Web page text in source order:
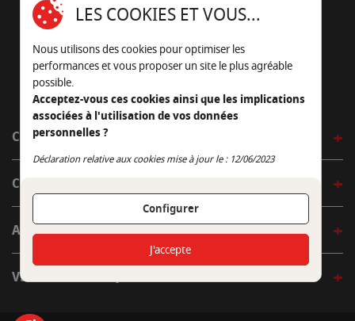
05 45 22 98 09
Nous envoyer un e-mail
CÔTÉ OUTDOOR
CÔTÉ INDOOR
AUTOUR DE LA TABLE
VENIR EN BOUTIQUE
LES COOKIES ET VOUS...
Nous utilisons des cookies pour optimiser les
performances et vous proposer un site le plus agréable
possible.
Acceptez-vous ces cookies ainsi que les implications
associées à l'utilisation de vos données
personnelles ?
Déclaration relative aux cookies mise à jour le : 12/06/2023
Configurer
Continuer sans accepter
J'accepte